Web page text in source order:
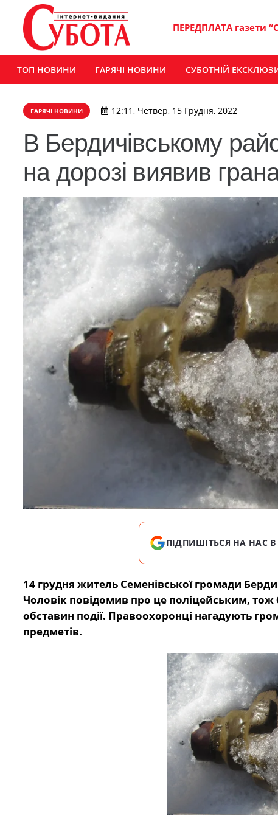
ПЕРЕДПЛАТА газети
ТОП НОВИНИ ГАРЯЧІ НОВИНИ СУБОТНІЙ
ГАРЯЧІ НОВИНИ 12:11, Четвер, 15 Грудня, 2022
В Бердичівському
на дорозі виявив
ПІДПИШІТЬСЯ НА НАС В
14 грудня житель Семенівської громади
Чоловік повідомив про це поліцейським,
обставин події. Правоохоронці нагадують
предметів.